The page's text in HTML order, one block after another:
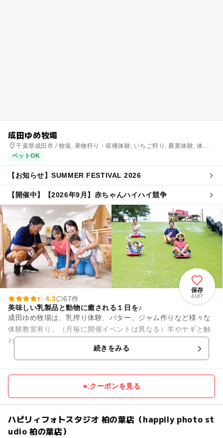
成田ゆめ牧場
千葉県成田市 / 牧場, 果物狩り・収穫体験, いちご狩り, 農業体験, 体験
施設
ペットOK
【お知らせ】SUMMER FESTIVAL 2026
【開催中】【2026年9月】赤ちゃんハイハイ競争
保存
4187
4.3
67件
美味しい乳製品と動物に癒される１日を♪
成田ゆめ牧場は、乳搾り体験、バター、ジャム作りなど様々な
体験教室有り。（月毎に開催イベントは異なる）羊やヤギと触
れ合ったり、無料の芝すべりが楽しめたり一日を満喫できま
す。春の「桜」や夏の「ひまわ...
続きをみる
クーポンを見る
ハピリィフォトスタジオ 柏の葉店（happily photo st
udio 柏の葉店）